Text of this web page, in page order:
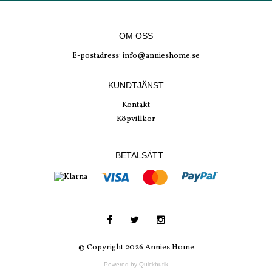
OM OSS
E-postadress: info@annieshome.se
KUNDTJÄNST
Kontakt
Köpvillkor
BETALSÄTT
© Copyright 2026 Annies Home
Powered by Quickbutik